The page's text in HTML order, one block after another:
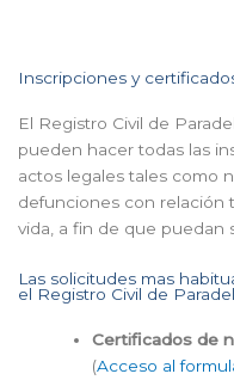
Inscripciones y
El Registro Civil de
pueden hacer todas las
actos legales tales como
defunciones con relación
vida, a fin de que puedan
Las solicitudes mas
el Registro Civil de
Certificados de
(Acceso al